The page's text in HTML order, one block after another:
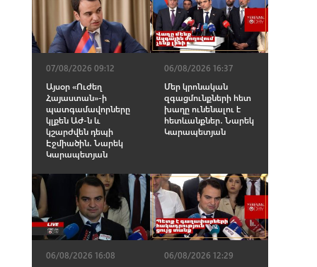
07/08/2026 09:12
Այսօր «Ուժեղ
Հայաստան»-ի
պատգամավորները
կլքեն ԱԺ-ն և
կշարժվեն դեպի
Էջմիածին․ Նարեկ
Կարապետյան
06/08/2026 16:37
Մեր կրոնական
զգացմունքների հետ
խաղը ունենալու է
հետևանքներ․ Նարեկ
Կարապետյան
06/08/2026 16:08
06/08/2026 12:29